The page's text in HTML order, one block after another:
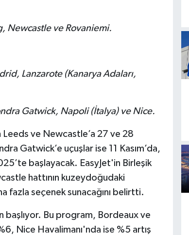
Newcastle ve Rovaniemi.
Lanzarote (Kanarya Adaları,
Gatwick, Napoli (İtalya) ve Nice.
Leeds ve Newcastle’a 27 ve 28
Gatwick’e uçuşlar ise 11 Kasım’da,
başlayacak. EasyJet'in Birleşik
hattının kuzeydoğudaki
fazla seçenek sunacağını belirtti.
başlıyor. Bu program, Bordeaux ve
Nice Havalimanı'nda ise %5 artış